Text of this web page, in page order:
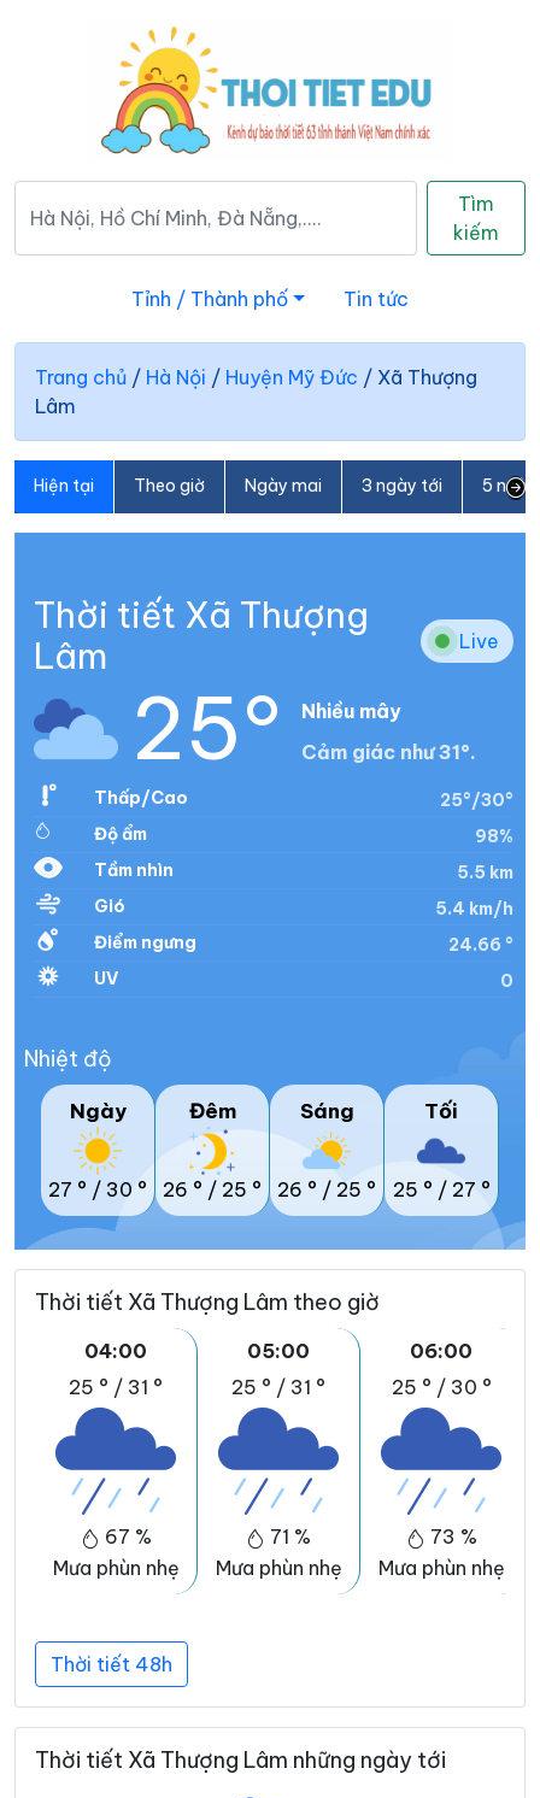
Tìm
kiếm
Tỉnh / Thành phố Tin tức
Trang chủ / Hà Nội / Huyện Mỹ Đức / Xã Thượng
Lâm
Hiện tại Theo giờ Ngày mai 3 ngày tới 5
Thời tiết Xã Thượng
Lâm
Live
25°
Nhiều mây
Cảm giác như 31°.
Thấp/Cao
25°/30°
Độ ẩm
98%
Tầm nhìn
5.5 km
Gió
5.4 km/h
Điểm ngưng
24.66 °
UV
0
Nhiệt độ
Ngày
27 ° / 30 °
Đêm
26 ° / 25 °
Sáng
26 ° / 25 °
Tối
25 ° / 27 °
Thời tiết Xã Thượng Lâm theo giờ
04:00
25 ° / 31 °
67 %
Mưa phùn nhẹ
05:00
25 ° / 31 °
71 %
Mưa phùn nhẹ
06:00
25 ° / 30 °
73 %
Mưa phùn nhẹ
Thời tiết 48h
Thời tiết Xã Thượng Lâm những ngày tới